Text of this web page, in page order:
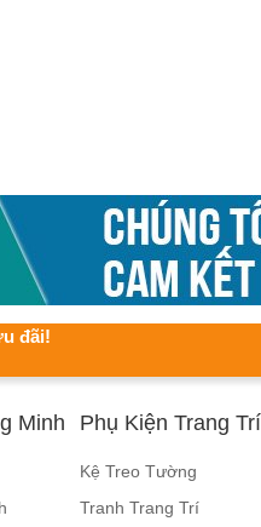
đãi!
Minh Phụ Kiện Trang Trí
Kệ Treo Tường
Tranh Trang Trí